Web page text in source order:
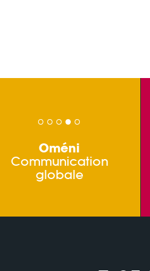
Oméni
Communication
globale